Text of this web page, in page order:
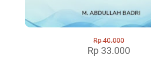
Rp 40.000
Rp 33.000